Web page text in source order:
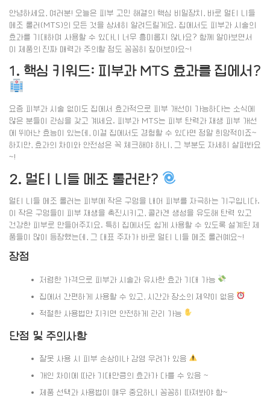
안녕하세요, 여러분! 오늘은 피부 고민 해결의 핵심 비밀장치, 바로 멀티 니들
메조 롤러(MTS)의 모든 것을 상세히 알려드릴게요. 집에서도 피부과 시술의
효과를 기대하며 사용할 수 있다니 너무 흥미롭지 않나요? 함께 알아보면서
이 제품의 진짜 매력과 주의할 점도 꼼꼼히 짚어보아요~!
1. 핵심 키워드: 피부과 MTS 효과를 집에서?
요즘 피부과 시술 없이도 집에서 효과적으로 피부 개선이 가능하다는 소식에
많은 분들이 관심을 갖고 계세요. 피부과 MTS는 피부 탄력과 재생 피부 개선
에 뛰어난 효능이 있는데, 이걸 집에서도 경험할 수 있다면 정말 희망적이죠~
하지만, 효과의 차이와 안전성은 꼭 체크해야 하니, 그 부분도 자세히 살펴봐요
~!
2. 멀티 니들 메조 롤러란?
멀티 니들 메조 롤러는 피부에 작은 구멍을 내어 피부를 자극하는 기구입니다.
이 작은 구멍들이 피부 재생을 촉진시키고, 콜라겐 생성을 유도해 탄력 있고
건강한 피부로 만들어주지요. 특히 집에서도 쉽게 사용할 수 있도록 설계된 제
품들이 많이 등장했는데, 그 대표 주자가 바로 멀티 니들 메조 롤러예요~!
장점
저렴한 가격으로 피부과 시술과 유사한 효과 기대 가능
집에서 간편하게 사용할 수 있고, 시간과 장소의 제약이 없음
적절한 사용법만 지키면 안전하게 관리 가능
단점 및 주의사항
잘못 사용 시 피부 손상이나 감염 우려가 있음
개인 차이에 따라 기대만큼의 효과가 다를 수 있음 ~
제품 선택과 사용법이 매우 중요하니 꼼꼼히 따져봐야 함~